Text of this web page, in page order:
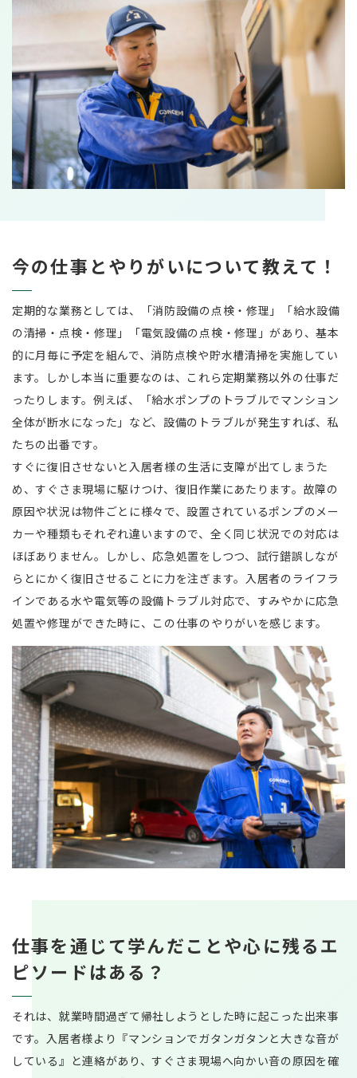
今の仕事とやりがいについて教えて！
定期的な業務としては、「消防設備の点検・修理」「給水設備
の清掃・点検・修理」「電気設備の点検・修理」があり、基本
的に月毎に予定を組んで、消防点検や貯水槽清掃を実施してい
ます。しかし本当に重要なのは、これら定期業務以外の仕事だ
ったりします。例えば、「給水ポンプのトラブルでマンション
全体が断水になった」など、設備のトラブルが発生すれば、私
たちの出番です。
すぐに復旧させないと入居者様の生活に支障が出てしまうた
め、すぐさま現場に駆けつけ、復旧作業にあたります。故障の
原因や状況は物件ごとに様々で、設置されているポンプのメー
カーや種類もそれぞれ違いますので、全く同じ状況での対応は
ほぼありません。しかし、応急処置をしつつ、試行錯誤しなが
らとにかく復旧させることに力を注ぎます。入居者のライフラ
インである水や電気等の設備トラブル対応で、すみやかに応急
処置や修理ができた時に、この仕事のやりがいを感じます。
仕事を通じて学んだことや心に残るエ
ピソードはある？
それは、就業時間過ぎて帰社しようとした時に起こった出来事
です。入居者様より『マンションでガタンガタンと大きな音が
している』と連絡があり、すぐさま現場へ向かい音の原因を確